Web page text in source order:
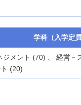
学科（入学定員
メント (70) 、 経営－
(20)